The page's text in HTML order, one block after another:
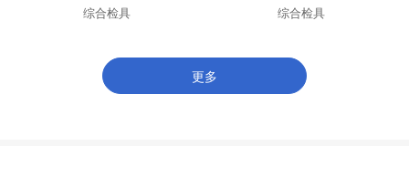
综合检具 综合检具
更多